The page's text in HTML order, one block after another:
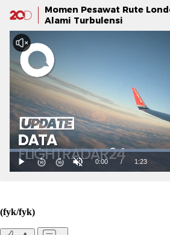
Momen Pesawat Rute
Alami Turbulensi
(fyk/fyk)